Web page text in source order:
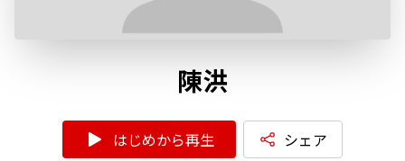
陳洪
はじめから再生 シェア